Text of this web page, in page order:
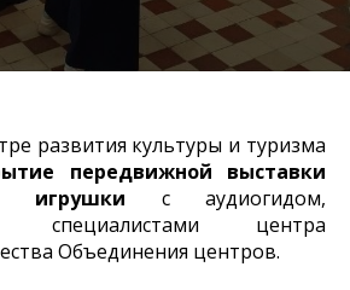
развития культуры и туризма
передвижной выставки
игрушки с аудиогидом,
специалистами центра
Объединения центров.